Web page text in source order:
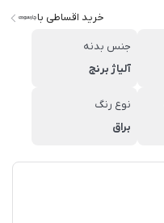
خرید اقساطی با
جنس بدنه
آلیاژ برنج
نوع رنگ
براق